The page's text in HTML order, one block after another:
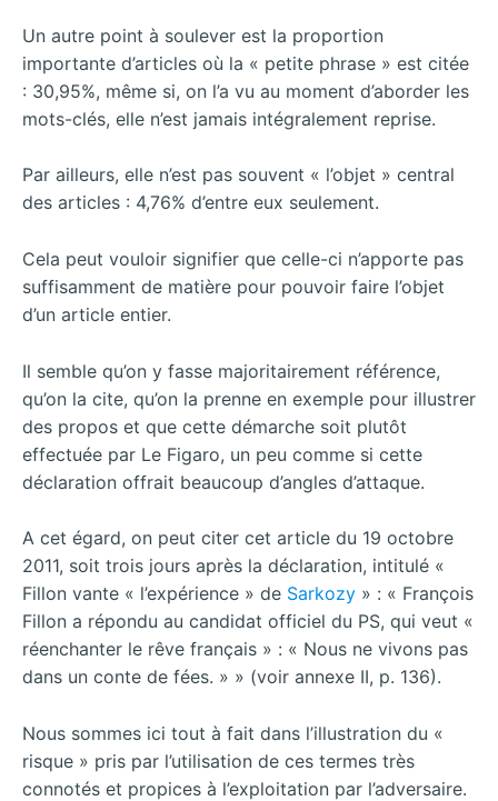
Un autre point à soulever est la proportion
importante d’articles où la « petite phrase » est citée
: 30,95%, même si, on l’a vu au moment d’aborder les
mots-clés, elle n’est jamais intégralement reprise.
Par ailleurs, elle n’est pas souvent « l’objet » central
des articles : 4,76% d’entre eux seulement.
Cela peut vouloir signifier que celle-ci n’apporte pas
suffisamment de matière pour pouvoir faire l’objet
d’un article entier.
Il semble qu’on y fasse majoritairement référence,
qu’on la cite, qu’on la prenne en exemple pour illustrer
des propos et que cette démarche soit plutôt
effectuée par Le Figaro, un peu comme si cette
déclaration offrait beaucoup d’angles d’attaque.
A cet égard, on peut citer cet article du 19 octobre
2011, soit trois jours après la déclaration, intitulé «
Fillon vante « l’expérience » de Sarkozy » : « François
Fillon a répondu au candidat officiel du PS, qui veut «
réenchanter le rêve français » : « Nous ne vivons pas
dans un conte de fées. » » (voir annexe II, p. 136).
Nous sommes ici tout à fait dans l’illustration du «
risque » pris par l’utilisation de ces termes très
connotés et propices à l’exploitation par l’adversaire.